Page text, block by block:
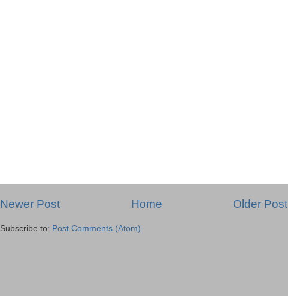
Newer Post Older Post
Home
Subscribe to: Post Comments (Atom)